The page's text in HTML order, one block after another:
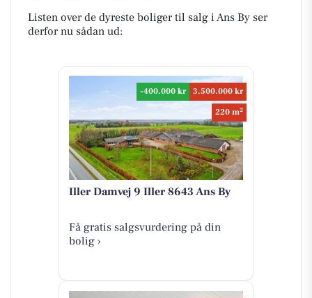
Listen over de dyreste boliger til salg i Ans By ser
derfor nu sådan ud:
-400.000 kr
3.500.000 kr
220 m2
Iller Damvej 9 Iller 8643 Ans By
Få gratis salgsvurdering på din
bolig ›